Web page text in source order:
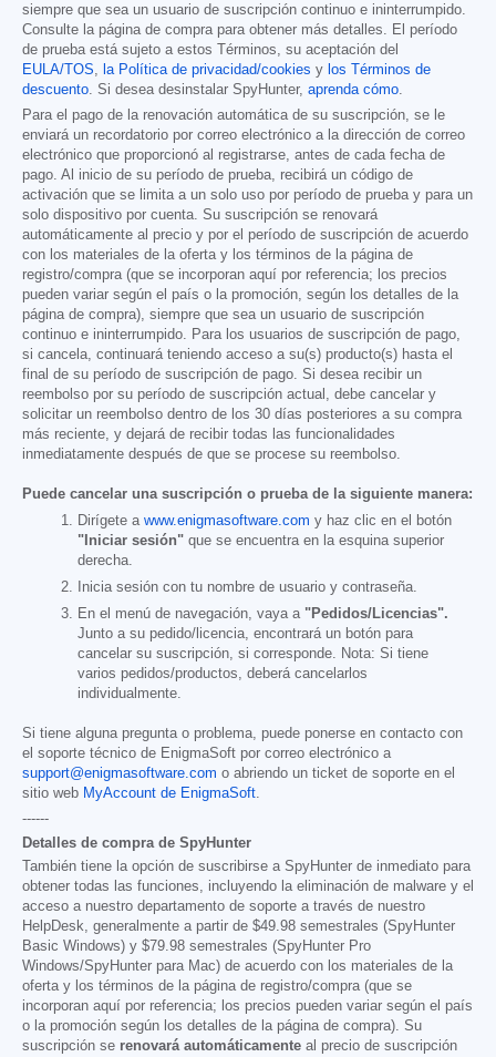
siempre que sea un usuario de suscripción continuo e ininterrumpido.
Consulte la página de compra para obtener más detalles. El período
de prueba está sujeto a estos Términos, su aceptación del
EULA/TOS
la Política de privacidad/cookies y los Términos de
descuento . Si desea desinstalar SpyHunter, aprenda cómo
Para el pago de la renovación automática de su suscripción, se le
enviará un recordatorio por correo electrónico a la dirección de correo
electrónico que proporcionó al registrarse, antes de cada fecha de
pago. Al inicio de su período de prueba, recibirá un código de
activación que se limita a un solo uso por período de prueba y para un
solo dispositivo por cuenta. Su suscripción se renovará
automáticamente al precio y por el período de suscripción de acuerdo
con los materiales de la oferta y los términos de la página de
registro/compra (que se incorporan aquí por referencia; los precios
pueden variar según el país o la promoción, según los detalles de la
página de compra), siempre que sea un usuario de suscripción
continuo e ininterrumpido. Para los usuarios de suscripción de pago,
si cancela, continuará teniendo acceso a su(s) producto(s) hasta el
final de su período de suscripción de pago. Si desea recibir un
reembolso por su período de suscripción actual, debe cancelar y
solicitar un reembolso dentro de los 30 días posteriores a su compra
más reciente, y dejará de recibir todas las funcionalidades
inmediatamente después de que se procese su reembolso.
Puede cancelar una suscripción o prueba de la siguiente manera:
Dirígete a www.enigmasoftware.com y haz clic en el botón
"Iniciar sesión" que se encuentra en la esquina superior
derecha.
Inicia sesión con tu nombre de usuario y contraseña.
En el menú de navegación, vaya a "Pedidos/Licencias".
Junto a su pedido/licencia, encontrará un botón para
cancelar su suscripción, si corresponde. Nota: Si tiene
varios pedidos/productos, deberá cancelarlos
individualmente.
Si tiene alguna pregunta o problema, puede ponerse en contacto con
el soporte técnico de EnigmaSoft por correo electrónico a
support@enigmasoftware.com o abriendo un ticket de soporte en el
sitio web MyAccount de EnigmaSoft.
------
Detalles de compra de SpyHunter
También tiene la opción de suscribirse a SpyHunter de inmediato para
obtener todas las funciones, incluyendo la eliminación de malware y el
acceso a nuestro departamento de soporte a través de nuestro
HelpDesk, generalmente a partir de $49.98 semestrales (SpyHunter
Basic Windows) y $79.98 semestrales (SpyHunter Pro
Windows/SpyHunter para Mac) de acuerdo con los materiales de la
oferta y los términos de la página de registro/compra (que se
incorporan aquí por referencia; los precios pueden variar según el país
o la promoción según los detalles de la página de compra). Su
suscripción se renovará automáticamente al precio de suscripción